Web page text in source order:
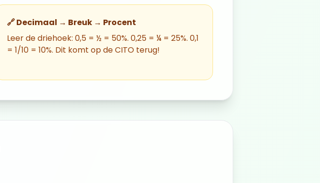
🔗 Decimaal → Breuk → Procent
Leer de driehoek: 0,5 = ½ = 50%. 0,25 = ¼ = 25%. 0,1
= 1/10 = 10%. Dit komt op de CITO terug!